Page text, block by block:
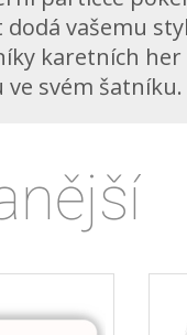
vašemu
karetních
svém